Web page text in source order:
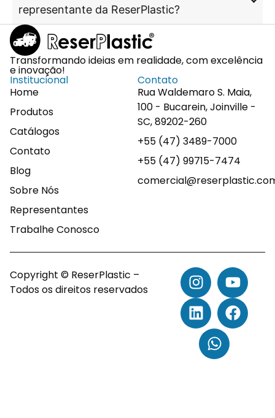
representante da ReserPlastic?
Transformando ideias em realidade, com excelência
e inovação!
Institucional
Home
Produtos
Catálogos
Contato
Blog
Sobre Nós
Representantes
Trabalhe Conosco
Contato
Rua Waldemaro S. Maia,
100 - Bucarein, Joinville -
SC, 89202-260
+55 (47) 3489-7000
+55 (47) 99715-7474
Copyright © ReserPlastic –
Todos os direitos reservados